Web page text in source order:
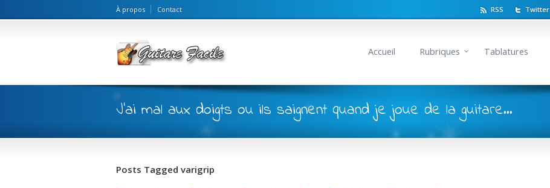
À propos Contact RSS Twitter
Accueil Rubriques Tablatures
J'ai mal aux doigts ou ils saignent quand je joue de la guitare...
Posts Tagged varigrip